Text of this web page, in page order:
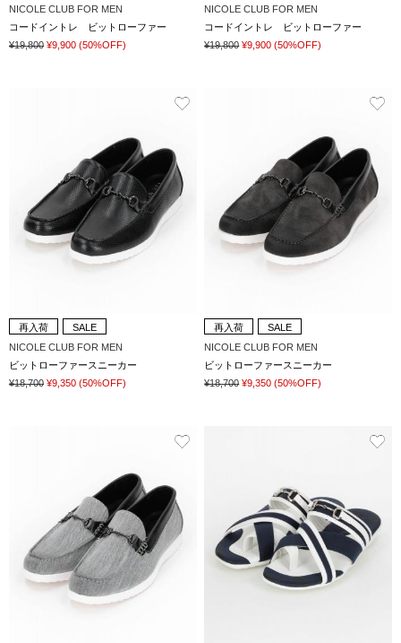
NICOLE CLUB FOR MEN
コードイントレ ビットローファー
¥19,800 ¥9,900 (50%OFF)
NICOLE CLUB FOR MEN
コードイントレ ビットローファー
¥19,800 ¥9,900 (50%OFF)
再入荷
SALE
NICOLE CLUB FOR MEN
ビットローファースニーカー
¥18,700 ¥9,350 (50%OFF)
再入荷
SALE
NICOLE CLUB FOR MEN
ビットローファースニーカー
¥18,700 ¥9,350 (50%OFF)